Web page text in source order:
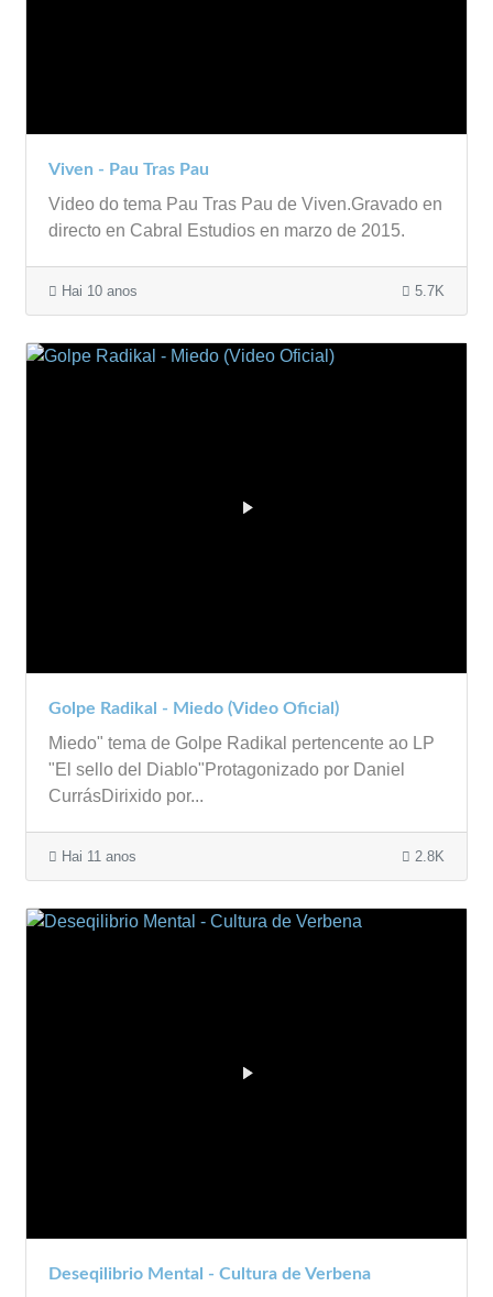
Viven - Pau Tras Pau
Video do tema Pau Tras Pau de Viven.Gravado en
directo en Cabral Estudios en marzo de 2015.
Hai 10 anos 5.7K
Golpe Radikal - Miedo (Video Oficial)
Miedo" tema de Golpe Radikal pertencente ao LP
"El sello del Diablo"Protagonizado por Daniel
CurrásDirixido por...
Hai 11 anos 2.8K
Deseqilibrio Mental - Cultura de Verbena